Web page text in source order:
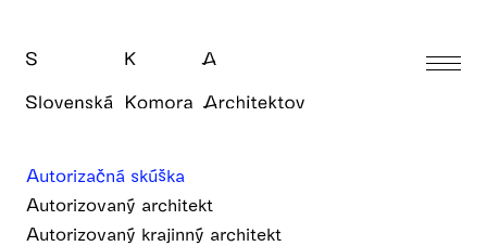
Autorizačná skúška
Autorizovaný architekt
Autorizovaný krajinný architekt